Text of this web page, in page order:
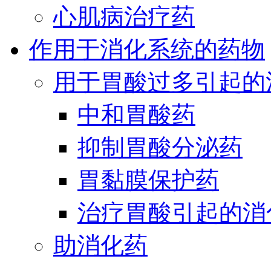
心肌病治疗药
作用于消化系统的药物
用于胃酸过多引起
中和胃酸药
抑制胃酸分泌药
胃黏膜保护药
治疗胃酸引起的
助消化药